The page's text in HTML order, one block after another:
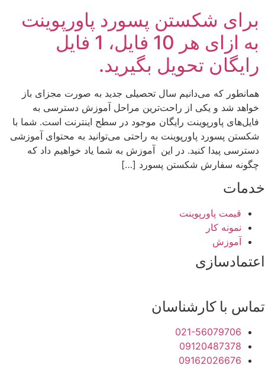
برای شکستن پسورد پاورپوینت
به ازای هر 10 فایل، 1 فایل
رایگان تحویل بگیرید.
همانطور که می‌دانیم سال تحصیلی جدید به صورت مجزای باز
خواهد شد و یکی از راحت‌ترین مراحل آموزش دسترسی به
فایل‌های پاورپوینت رایگان موجود در سطح اینترنت است. شما با
شکستن پسورد پاورپوینت به راحتی می‌توانید به محتوای آموزشی
دسترسی پیدا کنید. در این آموزش به شما یاد خواهیم داد که
چگونه سفارش شکستن پسورد […]
خدمات
قیمت پاورپوینت
نمونه کار
آموزش
اعتمادسازی
تماس با کارشناسان
021-56079706
09120487378
09162026676